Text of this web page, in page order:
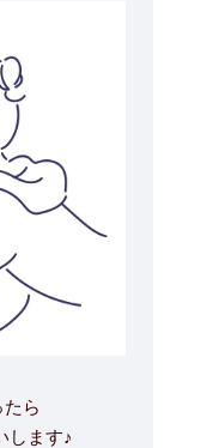
ら
します♪